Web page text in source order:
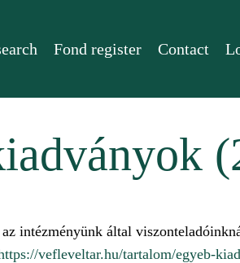
Fond register Contact
intézményünk által
vefleveltar.hu/tartalom/egyeb-